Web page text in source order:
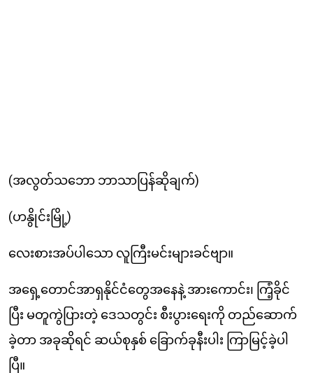
(အလွတ်သဘော ဘာသာပြန်ဆိုချက်)
(ဟနွိုင်းမြို့)
လေးစားအပ်ပါသော လူကြီးမင်းများခင်ဗျာ။
အရှေ့တောင်အာရှနိုင်ငံတွေအနေနဲ့ အားကောင်း၊ ကြံ့ခိုင်
ပြီး မတူကွဲပြားတဲ့ ဒေသတွင်း စီးပွားရေးကို တည်ဆောက်
ခဲ့တာ အခုဆိုရင် ဆယ်စုနှစ် ခြောက်ခုနီးပါး ကြာမြင့်ခဲ့ပါ
ပြီ။